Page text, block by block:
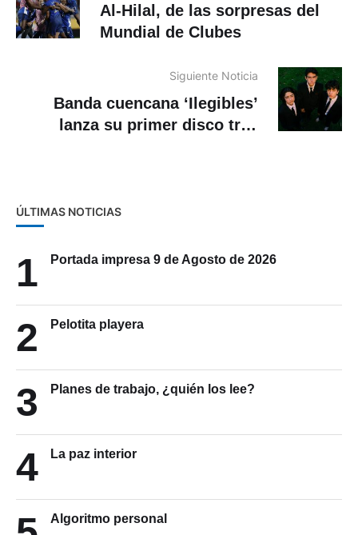
Al-Hilal, de las sorpresas del
Mundial de Clubes
Siguiente Noticia
Banda cuencana ‘Ilegibles’
lanza su primer disco tras
ÚLTIMAS NOTICIAS
1 Portada impresa 9 de Agosto de 2026
2 Pelotita playera
3 Planes de trabajo, ¿quién los lee?
4 La paz interior
Algoritmo personal